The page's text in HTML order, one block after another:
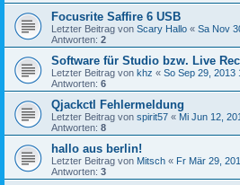
Focusrite Saffire 6 USB
Letzter Beitrag von Scary Hallo « Sa Nov
Antworten: 2
Software für Studio bzw. Live
Letzter Beitrag von khz « So Sep 29, 2013
Antworten: 6
Qjackctl Fehlermeldung
Letzter Beitrag von spirit57 « Mi Jun 12,
Antworten: 8
hallo aus berlin!
Letzter Beitrag von Mitsch « Fr Mär 29,
Antworten: 3